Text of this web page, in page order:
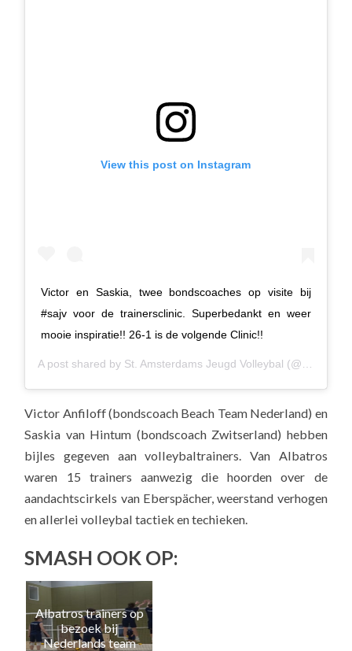
View this post on Instagram
Victor en Saskia, twee bondscoaches op visite bij
#sajv voor de trainersclinic. Superbedankt en weer
mooie inspiratie!! 26-1 is de volgende Clinic!!
A post shared by St. Amsterdams Jeugd Volleybal (@sajv.nl) on
Victor Anfiloff (bondscoach Beach Team Nederland) en
Saskia van Hintum (bondscoach Zwitserland) hebben
bijles gegeven aan volleybaltrainers. Van Albatros
waren 15 trainers aanwezig die hoorden over de
aandachtscirkels van Eberspächer, weerstand verhogen
en allerlei volleybal tactiek en techieken.
SMASH OOK OP:
Albatros trainers op
bezoek bij
Nederlands team